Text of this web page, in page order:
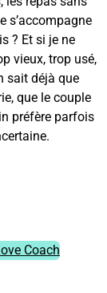
s’accompagne
? Et si je ne
vieux, trop usé,
sait déjà que
que le couple
préfère parfois
Coach